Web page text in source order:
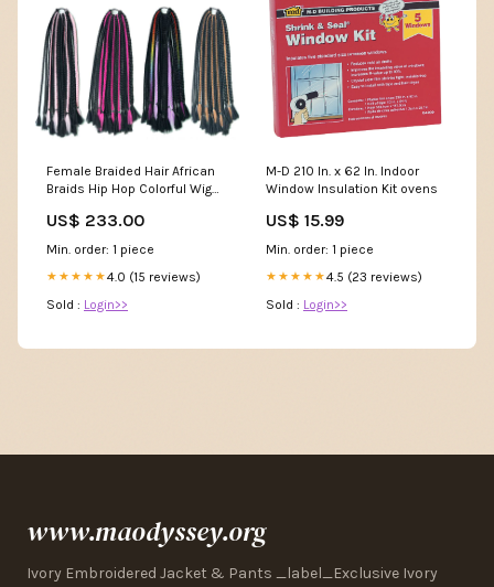
Female Braided Hair African
Braids Hip Hop Colorful Wig
US$ 233.00
Min. order: 1 piece
★★★★★4.0 (15 reviews)
Sold : Login>>
M-D 210 In. x 62 In. Indoor
Window Insulation Kit ovens
US$ 15.99
Min. order: 1 piece
★★★★★4.5 (23 reviews)
Sold : Login>>
www.maodyssey.org
Ivory Embroidered Jacket & Pants _label_Exclusive Ivory